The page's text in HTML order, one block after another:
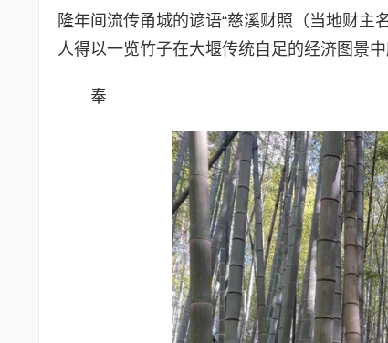
隆年间流传甬城的谚语“慈溪财照（当地财主
人得以一览竹子在大堰传统自足的经济图景中
奉